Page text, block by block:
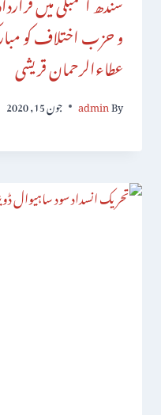
و حزب اختلاف کو
عطاءالرحمان قریشی
By
admin جون 15, 2020